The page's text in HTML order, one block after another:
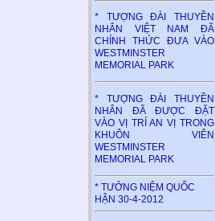
* TƯỢNG ĐÀI THUYỀN
NHÂN VIỆT NAM ĐÃ
CHÍNH THỨC ĐƯA VÀO
WESTMINSTER
MEMORIAL PARK
* TƯỢNG ĐÀI THUYỀN
NHÂN ĐÃ ĐƯỢC ĐẶT
VÀO VỊ TRÍ AN VỊ TRONG
KHUÔN VIÊN
WESTMINSTER
MEMORIAL PARK
* TƯỞNG NIỆM QUỐC
HẬN 30-4-2012